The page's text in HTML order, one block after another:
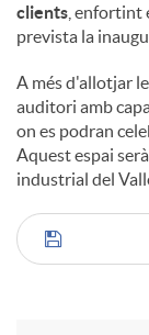
clients , enfortint
prevista la
A més d'allotjar
auditori amb
on es podran
Aquest espai
industrial del
C